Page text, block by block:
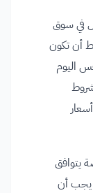
في سوق
أن تكون
اليوم
يتوافق
يجب أن